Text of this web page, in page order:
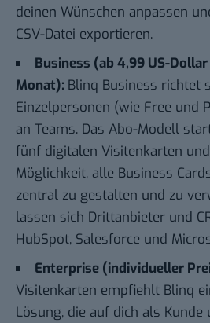
deinen Wünschen anpassen
CSV-Datei exportieren.
Business (ab 4,99 US-
Monat): Blinq Business richtet
Einzelpersonen (wie Free und
an Teams. Das Abo-Modell
fünf digitalen Visitenkarten
Möglichkeit, alle Business
zentral zu gestalten und zu
lassen sich Drittanbieter und
HubSpot, Salesforce und
Enterprise (individueller
Visitenkarten empfiehlt Blinq
Lösung, die auf dich als Kunde